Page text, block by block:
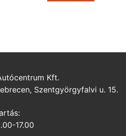
Kft.
Szentgyörgyfalvi u. 15.
17.00